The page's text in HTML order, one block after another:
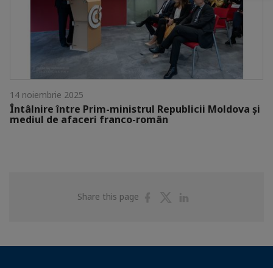
14 noiembrie 2025
Întâlnire între Prim-ministrul Republicii Moldova și
mediul de afaceri franco-român
Share this page
ShareShare